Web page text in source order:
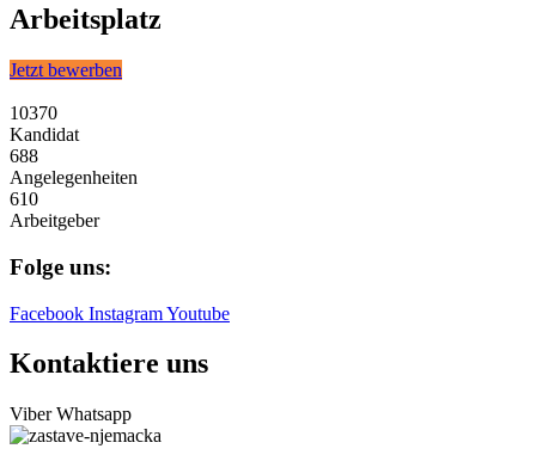
Arbeitsplatz
Jetzt bewerben
10370
Kandidat
688
Angelegenheiten
610
Arbeitgeber
Folge uns:
Facebook InstagramYoutube
Kontaktiere uns
Viber Whatsapp